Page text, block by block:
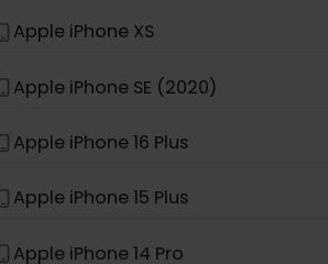
eSIM kompatybilny z
Apple iPhone 13 Pro
Apple iPhone XS
Apple iPhone SE (2020)